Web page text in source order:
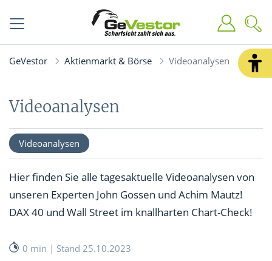
GeVestor Aktienmarkt & Börse Videoanalysen
Videoanalysen
Videoanalysen
Hier finden Sie alle tagesaktuelle Videoanalysen von
unseren Experten John Gossen und Achim Mautz!
DAX 40 und Wall Street im knallharten Chart-Check!
0 min | Stand 25.10.2023